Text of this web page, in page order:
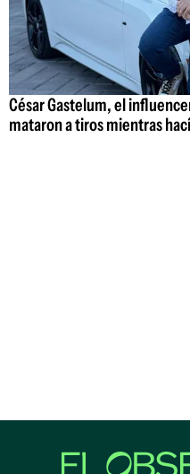
César Gastelum, el
mataron a tiros mientras